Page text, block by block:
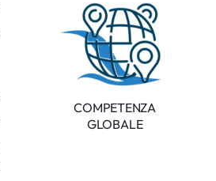
COMPETENZA
GLOBALE